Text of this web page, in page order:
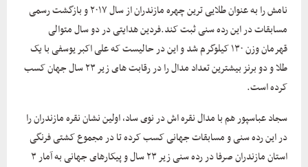
نامش را به عنوان طلایی ترین چهره مازندران از سال ۲۰۱۷ و بازگشت رسمی
مسابقات در این رده سنی ثبت کند.فردین هدایتی در دو سال متوالی
قهرمان وزن ۱۳۰ کیلوگرم شد و این در حالیست که علی اکبر یوسفی با یک
طلا و دو برنز بیشترین تعداد مدال را در رقابت های زیر ۲۳ سال جهان کسب
کرده است.
سجاد عباسپور هم با مدال نقره اش در نوی ساد، اولین نشان نقره مازندران را
در این رده سنی و مسابقات جهانی کسب کرده تا در مجموع کشتی فرنگی
استان مازندران صرفا در رده سنی زیر ۲۳ سال و پیکارهای جهانی به آمار ۳